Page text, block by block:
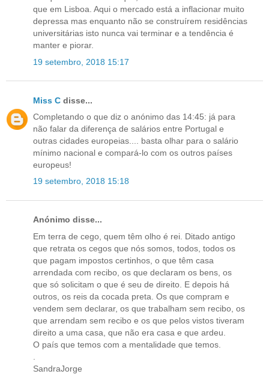
que em Lisboa. Aqui o mercado está a inflacionar muito
depressa mas enquanto não se construírem residências
universitárias isto nunca vai terminar e a tendência é
manter e piorar.
19 setembro, 2018 15:17
Miss C disse...
Completando o que diz o anónimo das 14:45: já para
não falar da diferença de salários entre Portugal e
outras cidades europeias.... basta olhar para o salário
mínimo nacional e compará-lo com os outros países
europeus!
19 setembro, 2018 15:18
Anónimo disse...
Em terra de cego, quem têm olho é rei. Ditado antigo
que retrata os cegos que nós somos, todos, todos os
que pagam impostos certinhos, o que têm casa
arrendada com recibo, os que declaram os bens, os
que só solicitam o que é seu de direito. E depois há
outros, os reis da cocada preta. Os que compram e
vendem sem declarar, os que trabalham sem recibo, os
que arrendam sem recibo e os que pelos vistos tiveram
direito a uma casa, que não era casa e que ardeu.
O país que temos com a mentalidade que temos.
SandraJorge